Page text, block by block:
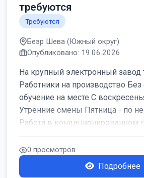
требуются
Требуются
Беэр Шева (Южный округ)
Опубликовано: 19.06.2026
На крупный электронный завод
Работники на производство
обучение на месте С
Утренние смены Пятница - по
Работа в кондиционированном
0 просмотров
Подробнее